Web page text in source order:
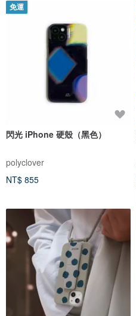
免運
閃光 iPhone 硬殼（黑色）
polyclover
NT$ 855